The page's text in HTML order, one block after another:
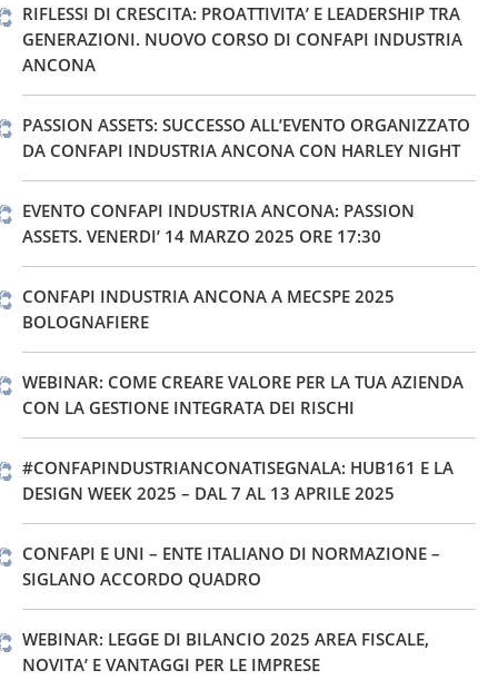
RIFLESSI DI CRESCITA: PROATTIVITA’ E LEADERSHIP TRA
GENERAZIONI. NUOVO CORSO DI CONFAPI INDUSTRIA
ANCONA
PASSION ASSETS: SUCCESSO ALL’EVENTO ORGANIZZATO
DA CONFAPI INDUSTRIA ANCONA CON HARLEY NIGHT
EVENTO CONFAPI INDUSTRIA ANCONA: PASSION
ASSETS. VENERDI’ 14 MARZO 2025 ORE 17:30
CONFAPI INDUSTRIA ANCONA A MECSPE 2025
BOLOGNAFIERE
WEBINAR: COME CREARE VALORE PER LA TUA AZIENDA
CON LA GESTIONE INTEGRATA DEI RISCHI
#CONFAPINDUSTRIANCONATISEGNALA: HUB161 E LA
DESIGN WEEK 2025 – DAL 7 AL 13 APRILE 2025
CONFAPI E UNI – ENTE ITALIANO DI NORMAZIONE –
SIGLANO ACCORDO QUADRO
WEBINAR: LEGGE DI BILANCIO 2025 AREA FISCALE,
NOVITA’ E VANTAGGI PER LE IMPRESE